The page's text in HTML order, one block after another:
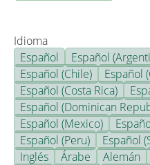
Idioma
Español
Español
Español (Chile)
Español
Español (Costa Rica)
Español (Dominican
Español (Mexico)
Español (Peru)
Español
Inglés
Árabe Alemán